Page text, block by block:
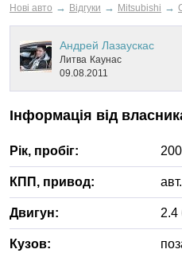
Нові авто → Відгуки → Mitsubishi →
Андрей Лазаускас
Литва Каунас
09.08.2011
Інформація від
Рік, пробіг:
КПП, привод: авт.
Двигун: 2.4
Кузов: